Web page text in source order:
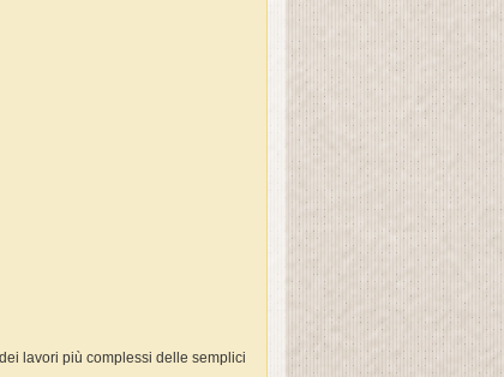
lavori più complessi delle semplici